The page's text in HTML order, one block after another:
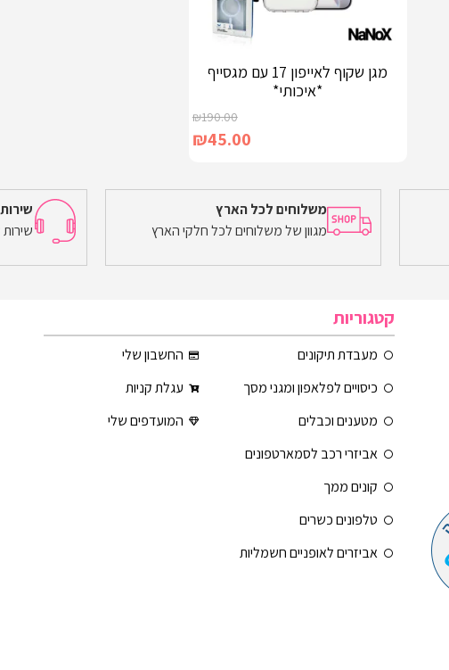
מגן שקוף לאייפון 17 עם מגסייף
*איכותי*
₪190.00
₪45.00
הוספה לסל
משלוחים לכל הארץ
מגוון של משלוחים לכל חלקי הארץ
קטגוריות
מעבדת תיקונים
כיסויים לפלאפון ומגני מסך
מטענים וכבלים
אביזרי רכב לסמארטפונים
קונים ממך
טלפונים כשרים
אביזרים לאופניים חשמליות
החשבון שלי
עגלת קניות
המועדפים שלי